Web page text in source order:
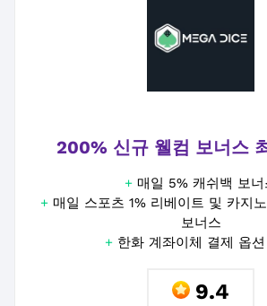
200% 신규 웰컴 보너스
+ 매일 5% 캐쉬백 보너
+ 매일 스포츠 1% 리베이트 및 카지
보너스
+ 한화 계좌이체 결제 옵
9.4